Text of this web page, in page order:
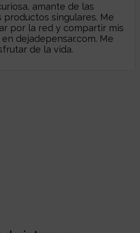
amante de las
productos singulares. Me
por la red y compartir mis
dejadepensar.com. Me
de la vida.